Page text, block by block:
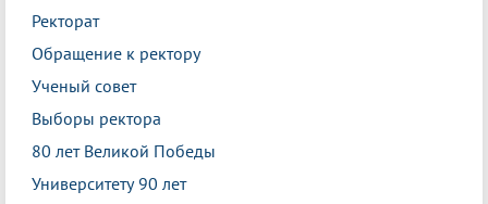
Ректорат
Обращение к ректору
Ученый совет
Выборы ректора
80 лет Великой Победы
Университету 90 лет